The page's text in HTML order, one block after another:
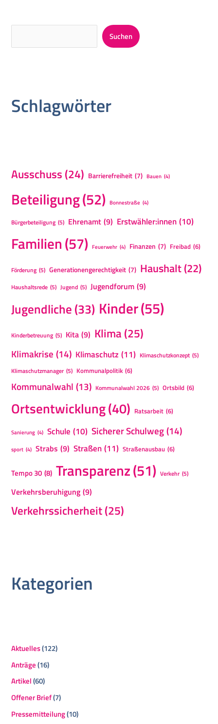
Suchen
Schlagwörter
Ausschuss (24) Barrierefreiheit (7) Bauen (4)
Beteiligung(52) Bonnestraße (4)
Bürgerbeteiligung (5) Ehrenamt (9) Erstwähler:innen (10)
Familien(57) Feuerwehr (4) Finanzen (7) Freibad (6)
Förderung (5) Generationengerechtigkeit (7) Haushalt(22)
Haushaltsrede (5) Jugend (5) Jugendforum (9)
Jugendliche(33) Kinder(55)
Kinderbetreuung (5) Kita (9) Klima (25)
Klimakrise (14) Klimaschutz (11) Klimaschutzkonzept (5)
Klimaschutzmanager (5) Kommunalpolitik (6)
Kommunalwahl (13) Kommunalwahl 2026 (5) Ortsbild (6)
Ortsentwicklung(40) Ratsarbeit (6)
Sanierung (4) Schule (10) Sicherer Schulweg(14)
sport (4) Strabs (9) Straßen(11) Straßenausbau (6)
Tempo 30 (8) Transparenz(51) Verkehr (5)
Verkehrsberuhigung (9)
Verkehrssicherheit(25)
Kategorien
Aktuelles(122)
Anträge(16)
Artikel(60)
Offener Brief(7)
Pressemitteilung(10)